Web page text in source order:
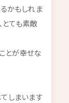
かもしれま
ても素敵
とが幸せな
てしまいます